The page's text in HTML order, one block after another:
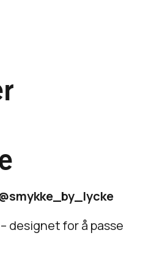
designet for å passe